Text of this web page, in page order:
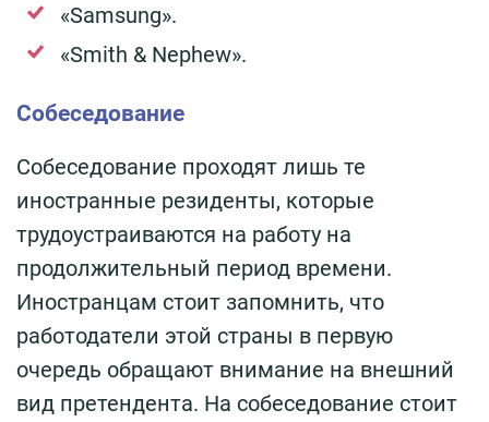
«Samsung».
«Smith & Nephew».
Собеседование
Собеседование проходят лишь те
иностранные резиденты, которые
трудоустраиваются на работу на
продолжительный период времени.
Иностранцам стоит запомнить, что
работодатели этой страны в первую
очередь обращают внимание на внешний
вид претендента. На собеседование стоит